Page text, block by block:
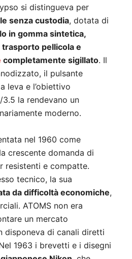
si distingueva per
senza custodia, dotata di
in gomma sintetica,
pellicola e
completamente sigillato. Il
il pulsante
leva e l’obiettivo
la rendevano un
moderno.
nel 1960 come
crescente domanda di
resistenti e compatte.
tecnico, la sua
da difficoltà economiche,
ATOMS non era
un mercato
disponeva di canali diretti
1963 i brevetti e i disegni